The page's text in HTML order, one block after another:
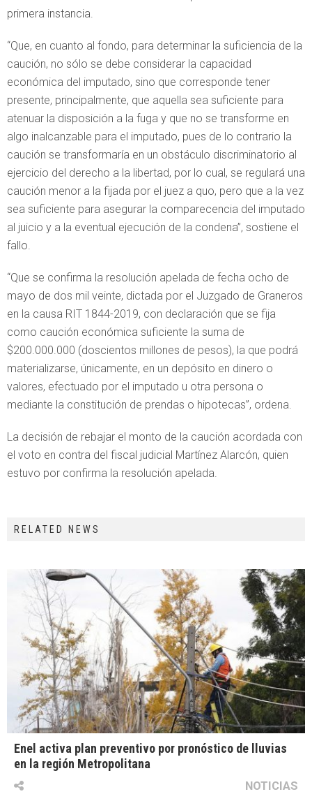
primera instancia.
“Que, en cuanto al fondo, para determinar la suficiencia de la
caución, no sólo se debe considerar la capacidad
económica del imputado, sino que corresponde tener
presente, principalmente, que aquella sea suficiente para
atenuar la disposición a la fuga y que no se transforme en
algo inalcanzable para el imputado, pues de lo contrario la
caución se transformaría en un obstáculo discriminatorio al
ejercicio del derecho a la libertad, por lo cual, se regulará una
caución menor a la fijada por el juez a quo, pero que a la vez
sea suficiente para asegurar la comparecencia del imputado
al juicio y a la eventual ejecución de la condena”, sostiene el
fallo.
“Que se confirma la resolución apelada de fecha ocho de
mayo de dos mil veinte, dictada por el Juzgado de Graneros
en la causa RIT 1844-2019, con declaración que se fija
como caución económica suficiente la suma de
$200.000.000 (doscientos millones de pesos), la que podrá
materializarse, únicamente, en un depósito en dinero o
valores, efectuado por el imputado u otra persona o
mediante la constitución de prendas o hipotecas”, ordena.
La decisión de rebajar el monto de la caución acordada con
el voto en contra del fiscal judicial Martínez Alarcón, quien
estuvo por confirma la resolución apelada.
RELATED NEWS
Enel activa plan preventivo por pronóstico de lluvias
en la región Metropolitana
NOTICIAS